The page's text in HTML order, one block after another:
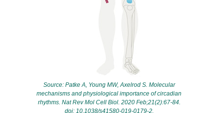
Source: Patke A, Young MW, Axelrod S. Molecular
mechanisms and physiological importance of circadian
rhythms. Nat Rev Mol Cell Biol. 2020 Feb;21(2):67-84.
doi: 10.1038/s41580-019-0179-2.